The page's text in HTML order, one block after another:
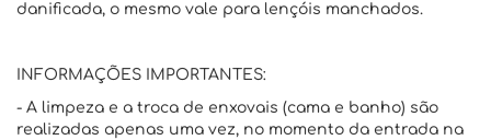
danificada, o mesmo vale para lençóis manchados.
INFORMAÇÕES IMPORTANTES:
- A limpeza e a troca de enxovais (cama e banho) são
realizadas apenas uma vez, no momento da entrada na